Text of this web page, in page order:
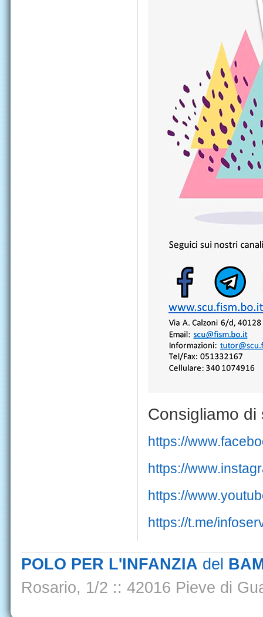
Consigliamo di
https://
https://
https://
https://t.me/
POLO PER L'INFANZIA del
Rosario, 1/2 :: 42016 Pieve di